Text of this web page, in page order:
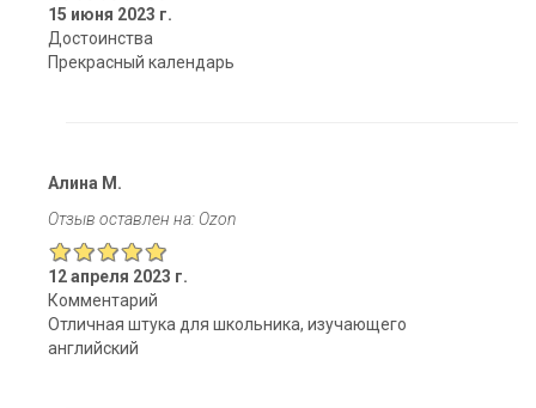
15 июня 2023 г.
Достоинства
Прекрасный календарь
Алина М.
Отзыв оставлен на: Ozon
12 апреля 2023 г.
Комментарий
Отличная штука для школьника, изучающего
английский